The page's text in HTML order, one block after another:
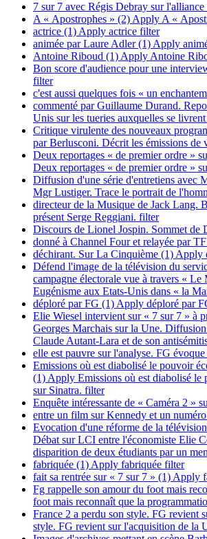
7 sur 7 avec Régis Debray sur
A « Apostrophes » (2) Apply A «
actrice (1) Apply actrice filter
animée par Laure Adler (1) Apply
Antoine Riboud (1) Apply Antoine
Bon score d'audience pour une
filter
c'est aussi quelques fois « un
commenté par Guillaume Durand.
Unis sur les tueries auxquelles se
Critique virulente des nouveaux
par Berlusconi. Décrit les émissions de
Deux reportages « de premier ordre »
Deux reportages « de premier ordre »
Diffusion d'une série d'entretiens avec
Mgr Lustiger. Trace le portrait de
directeur de la Musique de Jack Lang.
présent Serge Reggiani. filter
Discours de Lionel Jospin. Sommet
donné à Channel Four et relayée par
déchirant. Sur La Cinquième (1) Apply
Défend l'image de la télévision du
campagne électorale vue à travers « Le
Eugénisme aux Etats-Unis dans « la
déploré par FG (1) Apply déploré par
Elie Wiesel intervient sur « 7 sur 7 » à
Georges Marchais sur la Une.
Claude Autant-Lara et de son
elle est pauvre sur l'analyse. FG
Emissions où est diabolisé le pouvoir
(1) Apply Emissions où est diabolisé le
sur Sinatra. filter
Enquête intéressante de « Caméra 2 »
entre un film sur Kennedy et un
Evocation d'une réforme de la
Débat sur LCI entre l'économiste Elie
disparition de deux étudiants par un
fabriquée (1) Apply fabriquée filter
fait sa rentrée sur « 7 sur 7 » (1) Apply
Fg rappelle son amour du foot mais
foot mais reconnaît que la
France 2 a perdu son style. FG revient
style. FG revient sur l'acquisition de la